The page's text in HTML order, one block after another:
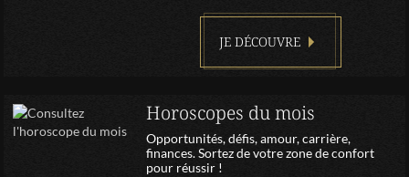
JE DÉCOUVRE
Horoscopes du mois
Opportunités, défis, amour, carrière,
finances. Sortez de votre zone de confort
pour réussir !